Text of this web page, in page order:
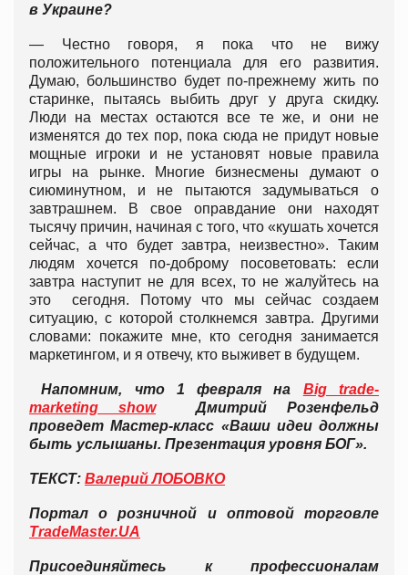
в Украине?
— Честно говоря, я пока что не вижу
положительного потенциала для его развития.
Думаю, большинство будет по-прежнему жить по
старинке, пытаясь выбить друг у друга скидку.
Люди на местах остаются все те же, и они не
изменятся до тех пор, пока сюда не придут новые
мощные игроки и не установят новые правила
игры на рынке. Многие бизнесмены думают о
сиюминутном, и не пытаются задумываться о
завтрашнем. В свое оправдание они находят
тысячу причин, начиная с того, что «кушать хочется
сейчас, а что будет завтра, неизвестно». Таким
людям хочется по-доброму посоветовать: если
завтра наступит не для всех, то не жалуйтесь на
это сегодня. Потому что мы сейчас создаем
ситуацию, с которой столкнемся завтра. Другими
словами: покажите мне, кто сегодня занимается
маркетингом, и я отвечу, кто выживет в будущем.
Напомним, что 1 февраля на Big trade-
marketing show
Дмитрий Розенфельд
проведет Мастер-класс «Ваши идеи должны
быть услышаны. Презентация уровня БОГ».
ТЕКСТ: Валерий ЛОБОВКО
Портал о розничной и оптовой торговле
TradeMaster.UA
Присоединяйтесь к профессионалам